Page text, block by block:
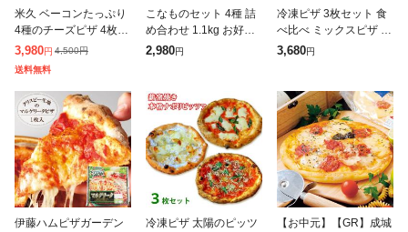
米久 ベーコンたっぷり
4種のチーズピザ 4枚入
り AR-167 チーズ ピザ
惣菜 yonekyu
3,980円 4,500円
送料無料
こなものセット 4種 詰
め合わせ 1.1kg お好み
焼き たこ焼き イカ焼き
食
2,980円
冷凍ピザ 3枚セット 食
べ比べ ミックスピザ テ
リマヨチキン ミートピ
冷凍食品
3,680円
伊藤ハムピザガーデン
冷凍ピザ 太陽のピッツ
【お中元】【GR】成城